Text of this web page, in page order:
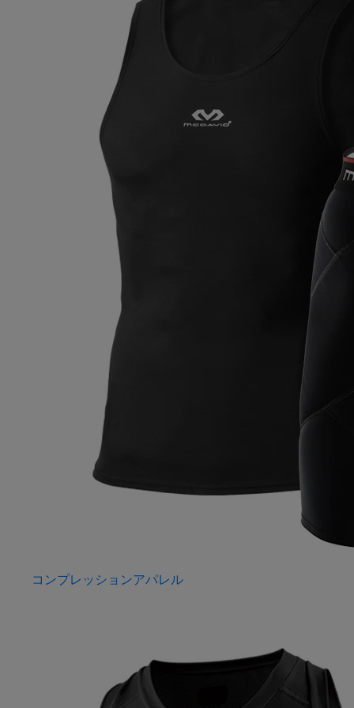
コンプレッションアパレル